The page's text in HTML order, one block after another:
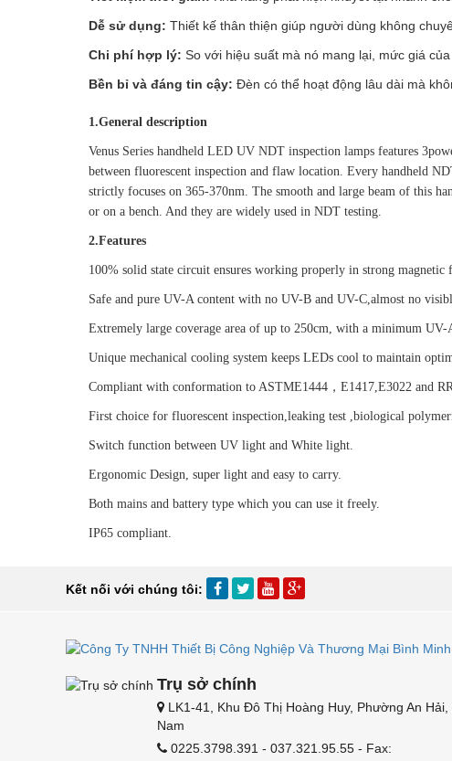
Dễ sử dụng: Thiết kế thân thiện giúp người dùng không
Chi phí hợp lý: So với hiệu suất mà nó mang lại, mức giá
Bền bỉ và đáng tin cậy: Đèn có thể hoạt động lâu dài mà
1.General description
Venus Series handheld LED UV NDT inspection lamps features
between fluorescent inspection and flaw location. Every handheld
strictly focuses on 365-370nm. The smooth and large beam of this
or on a bench. And they are widely used in NDT testing.
2.Features
100% solid state circuit ensures working properly in strong magnetic
Safe and pure UV-A content with no UV-B and UV-C,almost no
Extremely large coverage area of up to 250cm, with a minimum
Unique mechanical cooling system keeps LEDs cool to maintain
Compliant with conformation to ASTME1444，E1417,E3022 and
First choice for fluorescent inspection,leaking test ,biological
Switch function between UV light and White light.
Ergonomic Design, super light and easy to carry.
Both mains and battery type which you can use it freely.
IP65 compliant.
Kết nối với chúng tôi:
Trụ sở chính
LK1-41, Khu Đô Thị Hoàng Huy, Phường An
Nam
0225.3798.391 - 037.321.95.55 - Fax: